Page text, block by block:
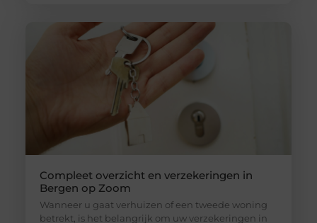
Compleet overzicht en verzekeringen in
Bergen op Zoom
Wanneer u gaat verhuizen of een tweede woning
betrekt, is het belangrijk om uw verzekeringen in